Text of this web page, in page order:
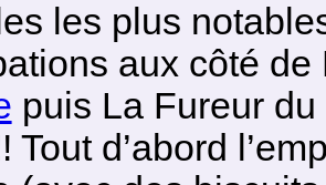
les plus
aux côté
puis La Fureur
Tout d’abord